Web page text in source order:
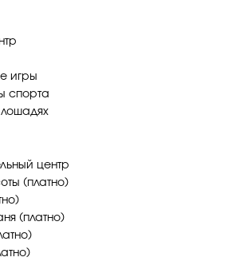
игры
спорта
центр
(платно)
(платно)